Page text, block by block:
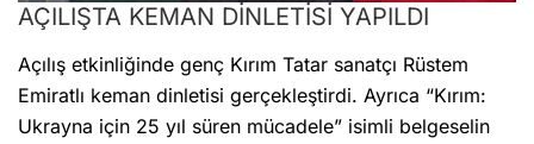
AÇILIŞTA KEMAN DİNLETİSİ YAPILDI
Açılış etkinliğinde genç Kırım Tatar sanatçı Rüstem
Emiratlı keman dinletisi gerçekleştirdi. Ayrıca “Kırım:
Ukrayna için 25 yıl süren mücadele” isimli belgeselin